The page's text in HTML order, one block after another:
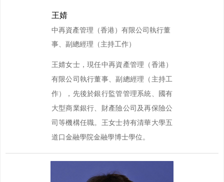
王婧
中再資產管理（香港）有限公司執行董
事、副總經理（主持工作）
王婧女士，現任中再資產管理（香港）
有限公司執行董事、副總經理（主持工
作），先後於銀行監管管理系統、國有
大型商業銀行、財產險公司及再保險公
司等機構任職。王女士持有清華大學五
道口金融學院金融學博士學位。